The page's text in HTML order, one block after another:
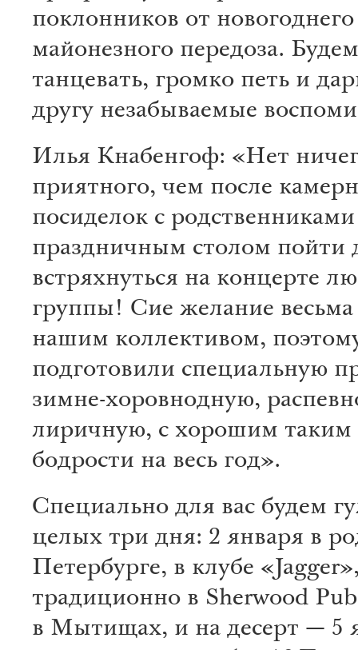
поклонников от новогоднего
майонезного передоза.
танцевать, громко петь и
другу незабываемые
Илья Кнабенгоф: «Нет
приятного, чем после
посиделок с родственниками
праздничным столом пойти
встряхнуться на концерте
группы! Сие желание
нашим коллективом,
подготовили специальную
зимне-хоровнодную,
лиричную, с хорошим таким
бодрости на весь год».
Специально для вас будем
целых три дня: 2 января в
Петербурге, в клубе
традиционно в Sherwood Pub
в Мытищах, и на десерт — 5